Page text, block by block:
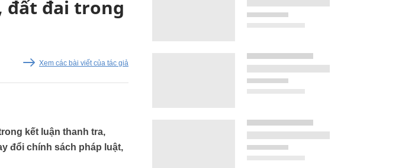
đất đai trong
Xem các bài viết của tác giả
kết luận thanh tra,
đổi chính sách pháp luật,